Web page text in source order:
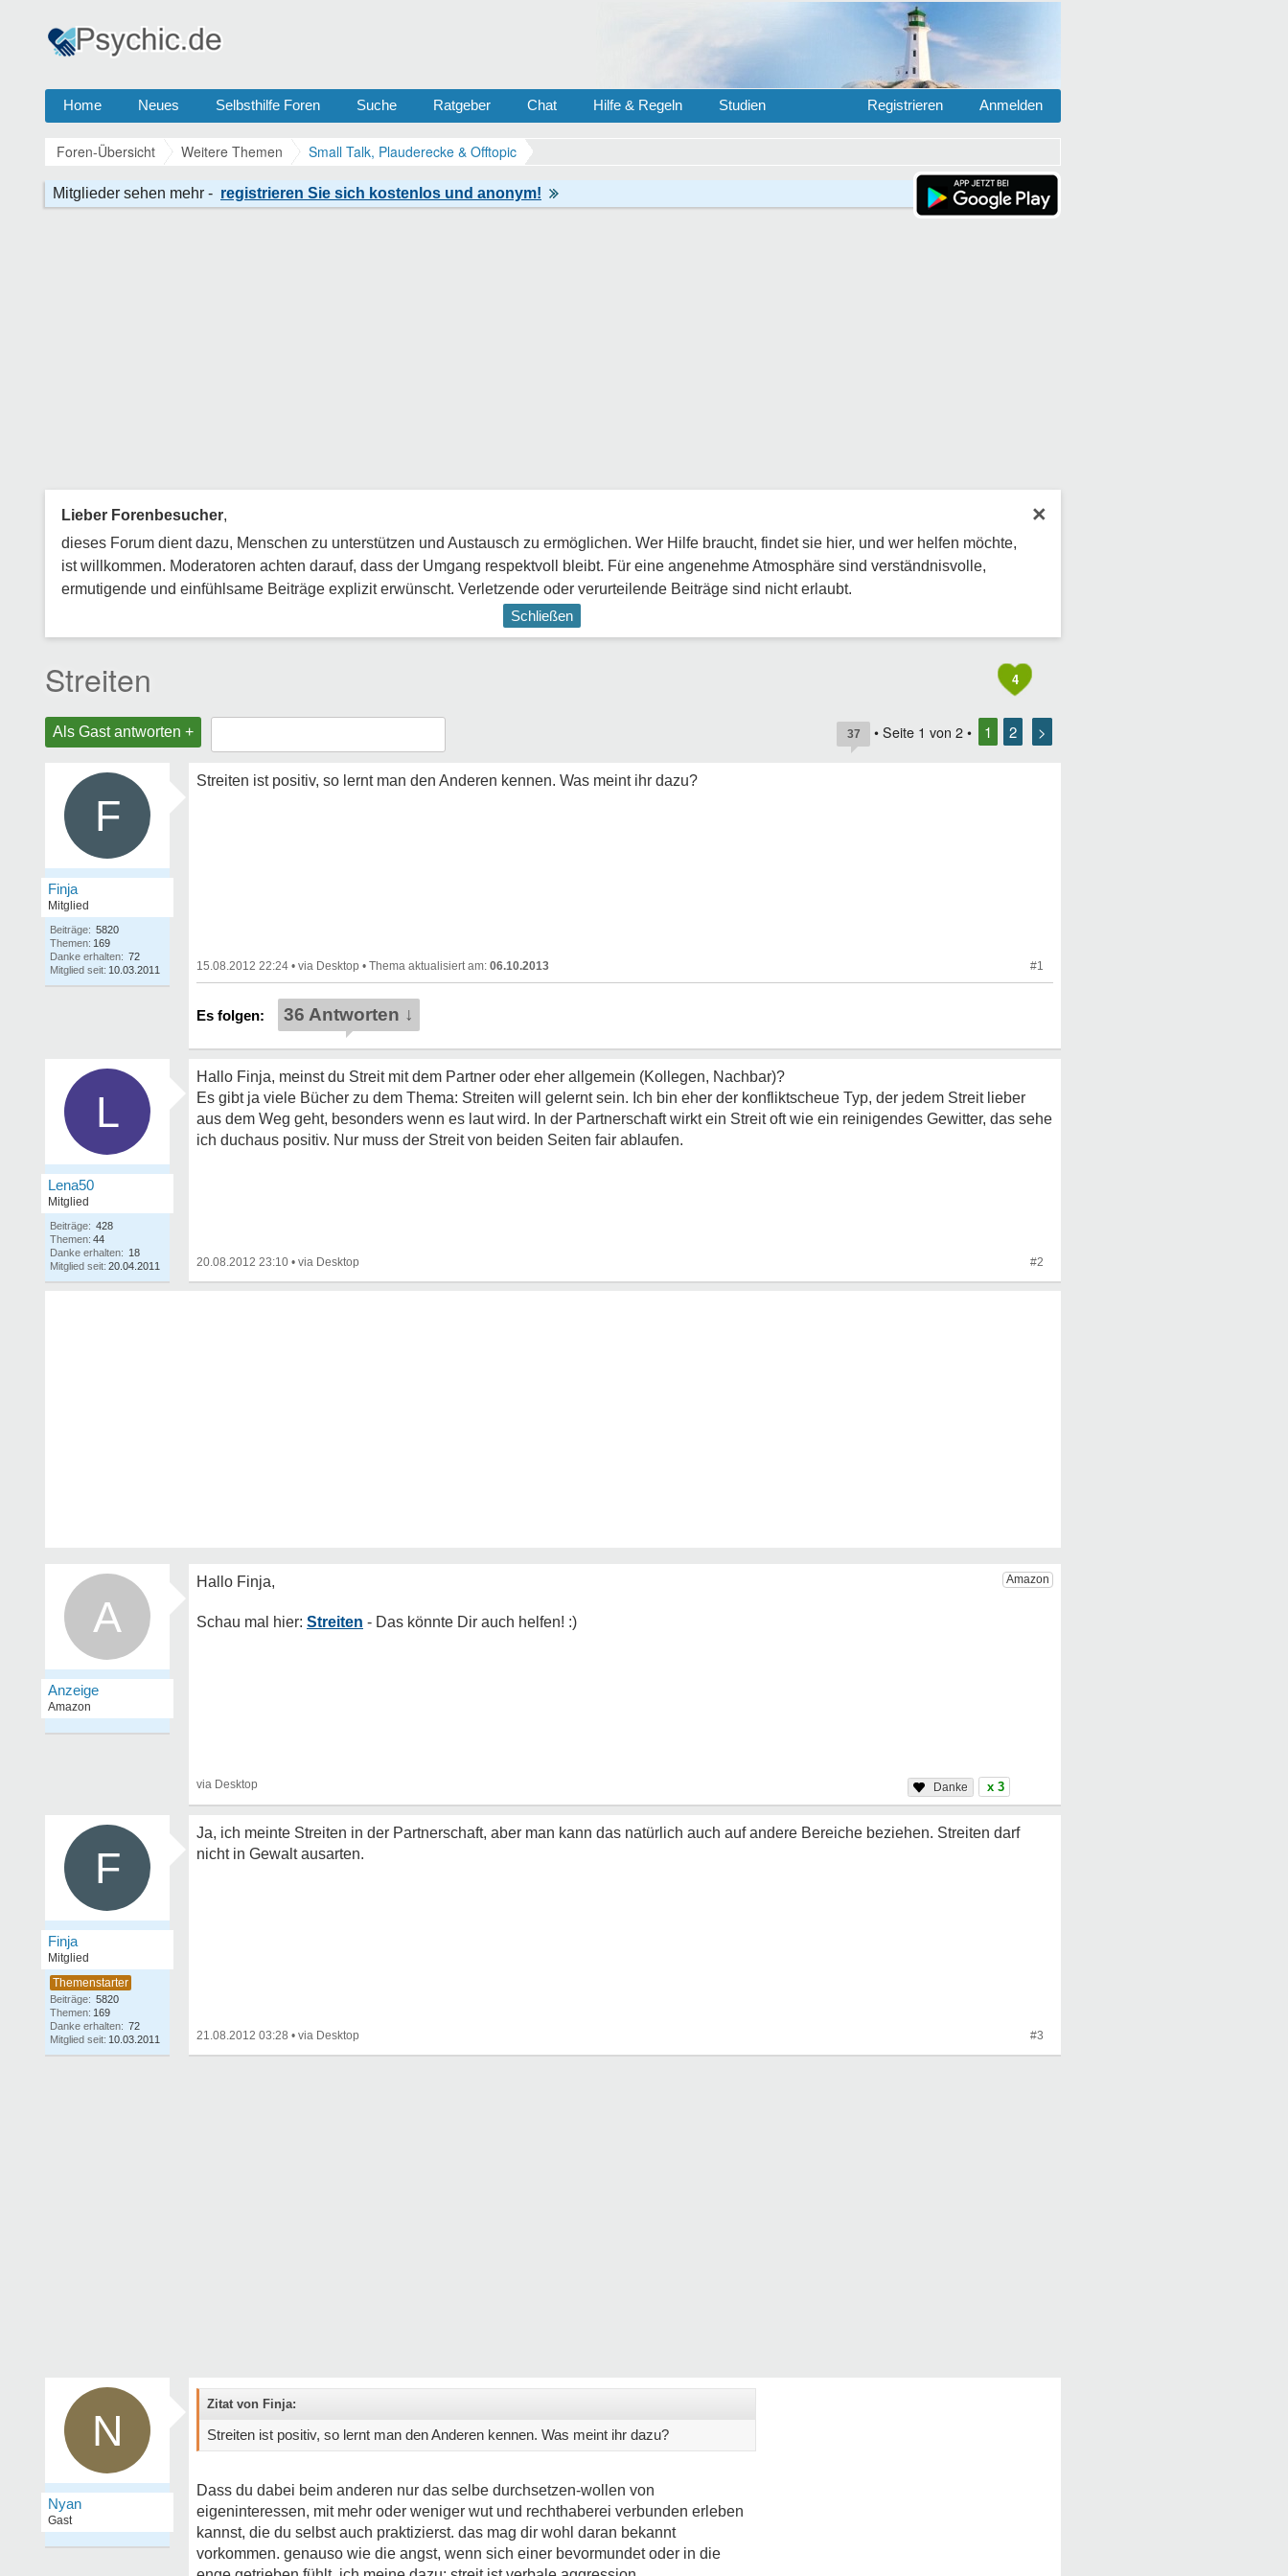
Home Neues Selbsthilfe Foren Suche Ratgeber Chat Hilfe & Regeln Studien Anmelden
Registrieren
Foren-Übersicht Weitere Themen Small Talk, Plauderecke & Offtopic
×
Lieber Forenbesucher,
dieses Forum dient dazu, Menschen zu unterstützen und Austausch zu ermöglichen. Wer Hilfe braucht, findet sie hier, und wer helfen möchte,
ist willkommen. Moderatoren achten darauf, dass der Umgang respektvoll bleibt. Für eine angenehme Atmosphäre sind verständnisvolle,
ermutigende und einfühlsame Beiträge explizit erwünscht. Verletzende oder verurteilende Beiträge sind nicht erlaubt.
Schließen
4
Streiten
Als Gast antworten + 37 • Seite 1 von 2 • 1 2 >
F
Finja
Mitglied
Beiträge: 5820
Themen: 169
Danke erhalten: 72
Mitglied seit: 10.03.2011
Streiten ist positiv, so lernt man den Anderen kennen. Was meint ihr dazu?
15.08.2012 22:24 • • 06.10.2013 #1
36 Antworten ↓
L
Lena50
Mitglied
Beiträge: 428
Themen: 44
Danke erhalten: 18
Mitglied seit: 20.04.2011
Hallo Finja, meinst du Streit mit dem Partner oder eher allgemein (Kollegen, Nachbar)?
Es gibt ja viele Bücher zu dem Thema: Streiten will gelernt sein. Ich bin eher der konfliktscheue Typ, der jedem Streit lieber
aus dem Weg geht, besonders wenn es laut wird. In der Partnerschaft wirkt ein Streit oft wie ein reinigendes Gewitter, das sehe
ich duchaus positiv. Nur muss der Streit von beiden Seiten fair ablaufen.
20.08.2012 23:10 • #2
A Streiten
x 3
F
Finja
Mitglied
Beiträge: 5820
Themen: 169
Danke erhalten: 72
Mitglied seit: 10.03.2011
Ja, ich meinte Streiten in der Partnerschaft, aber man kann das natürlich auch auf andere Bereiche beziehen. Streiten darf
nicht in Gewalt ausarten.
21.08.2012 03:28 • #3
N
Nyan
Gast
Zitat von Finja:
Streiten ist positiv, so lernt man den Anderen kennen. Was meint ihr dazu?
Dass du dabei beim anderen nur das selbe durchsetzen-wollen von
eigeninteressen, mit mehr oder weniger wut und rechthaberei verbunden erleben
kannst, die du selbst auch praktizierst. das mag dir wohl daran bekannt
vorkommen. genauso wie die angst, wenn sich einer bevormundet oder in die